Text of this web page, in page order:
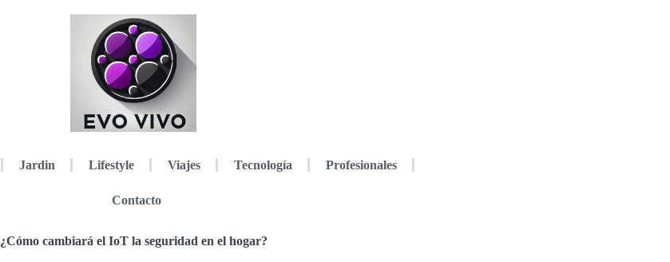
Jardin Lifestyle Viajes Tecnología Profesionales
Contacto
¿Cómo cambiará el IoT la seguridad en el hogar?